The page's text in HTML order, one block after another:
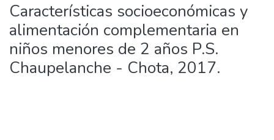
Características socioeconómicas y
alimentación complementaria en
niños menores de 2 años P.S.
Chaupelanche - Chota, 2017.